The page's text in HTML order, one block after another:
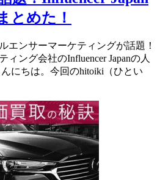
とめた！
エンサーマーケティングが話題！
ング会社のInfluencer Japanの人
にちは。今回のhitoiki（ひとい